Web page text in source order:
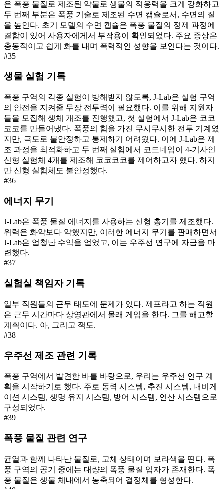
은 폭풍 물질로 제조된 약물로 생물의 적응력을 크게 강화하고
두 번째 부분은 폭풍 기술로 제조된 수면 캡슐로서, 수면의 질
을 높인다. 초기 모델의 수면 캡슐은 폭풍 물질의 정제 과정에
결함이 있어 사용자에게서 부작용이 확인되었다. 주요 증상은
충동적이고 쉽게 화를 내며 폭력적인 성향을 보인다는 것이다.
#35
생물 실험 기록
폭풍 구역의 각종 실험이 방해받지 않도록, J-Lab은 실험 구역
의 안전을 지켜줄 무장 전투력이 필요했다. 이를 위해 지원자
들을 모집해 생체 개조를 진행했고, 첫 실험에서 J-Lab은 코코
코코를 만들어냈다. 폭풍의 힘을 가진 무시무시한 전투 기계였
지만, 극도로 불안정하고 통제하기 어려웠다. 이에 J-Lab은 제
조 과정을 최적화하고 두 번째 실험에서 코드네임이 4-기사인
신형 실험체 4개를 제조해 코코코코를 제어하고자 했다. 하지
만 신형 실험체도 불안정했다.
#36
에너지 무기
J-Lab은 폭풍 물질 에너지를 사용하는 신형 총기를 제조했다.
위력은 화약보다 약했지만, 이러한 에너지 무기를 판매하면서
J-Lab은 엄청난 수익을 얻었고, 이는 우주선 연구에 자금을 마
련했다.
#37
실험실 책임자 기록
일부 직원들의 근무 태도에 문제가 있다. 제프라고 하는 직원
은 근무 시간마다 상영관에서 몰래 게임을 한다. 그를 해고할
계획이다. 아, 그리고 잭도.
#38
우주선 제조 관련 기록
폭풍 구역에서 발견한 바를 바탕으로, 우리는 우주선 연구 계
획을 시작하기로 했다. 주로 동력 시스템, 추진 시스템, 내비게
이션 시스템, 생명 유지 시스템, 방어 시스템, 연산 시스템으로
구성되었다.
#39
폭풍 물질 관련 연구
균열과 함께 나타난 물질로, 고체 상태이며 보라색을 띤다. 폭
풍 구역의 공기 중에는 대량의 폭풍 물질 입자가 존재한다. 폭
풍 물질은 생물 체내에서 농축되어 결정체를 형성한다.